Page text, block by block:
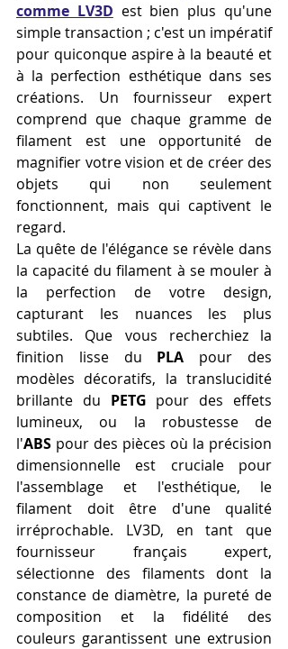
comme LV3D est bien plus qu'une
simple transaction ; c'est un impératif
pour quiconque aspire à la beauté et
à la perfection esthétique dans ses
créations. Un fournisseur expert
comprend que chaque gramme de
filament est une opportunité de
magnifier votre vision et de créer des
objets qui non seulement
fonctionnent, mais qui captivent le
regard.
La quête de l'élégance se révèle dans
la capacité du filament à se mouler à
la perfection de votre design,
capturant les nuances les plus
subtiles. Que vous recherchiez la
finition lisse du PLA pour des
modèles décoratifs, la translucidité
brillante du PETG pour des effets
lumineux, ou la robustesse de
l'ABS pour des pièces où la précision
dimensionnelle est cruciale pour
l'assemblage et l'esthétique, le
filament doit être d'une qualité
irréprochable. LV3D, en tant que
fournisseur français expert,
sélectionne des filaments dont la
constance de diamètre, la pureté de
composition et la fidélité des
couleurs garantissent une extrusion